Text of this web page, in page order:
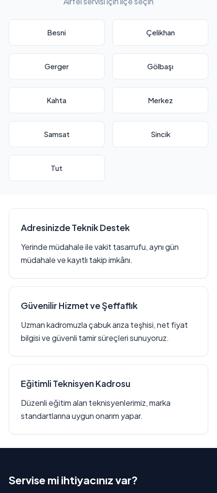
Besni Çelikhan
Gerger Gölbaşı
Kahta Merkez
Samsat Sincik
Tut
Adresinizde Teknik Destek
Yerinde müdahale ile vakit tasarrufu, aynı gün
müdahale ve kayıtlı takip imkânı.
Güvenilir Hizmet ve Şeffaflık
Uzman kadromuzla çabuk arıza teşhisi, net fiyat
bilgisi ve güvenli tamir süreçleri sunuyoruz.
Eğitimli Teknisyen Kadrosu
Düzenli eğitim alan teknisyenlerimiz, marka
standartlarına uygun onarım yapar.
Servise mi ihtiyacınız var?